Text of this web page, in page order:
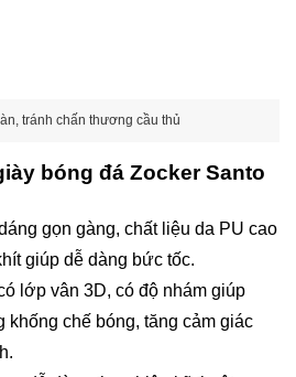
tránh chấn thương cầu thủ
bóng đá Zocker Santo
gọn gàng, chất liệu da PU cao
giúp dễ dàng bức tốc.
lớp vân 3D, có độ nhám giúp
chế bóng, tăng cảm giác